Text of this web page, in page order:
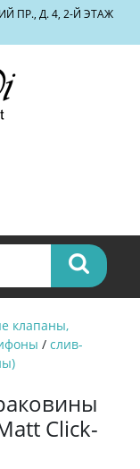
ПР., Д. 4, 2-Й ЭТАЖ
клапаны,
/ слив-
Click-